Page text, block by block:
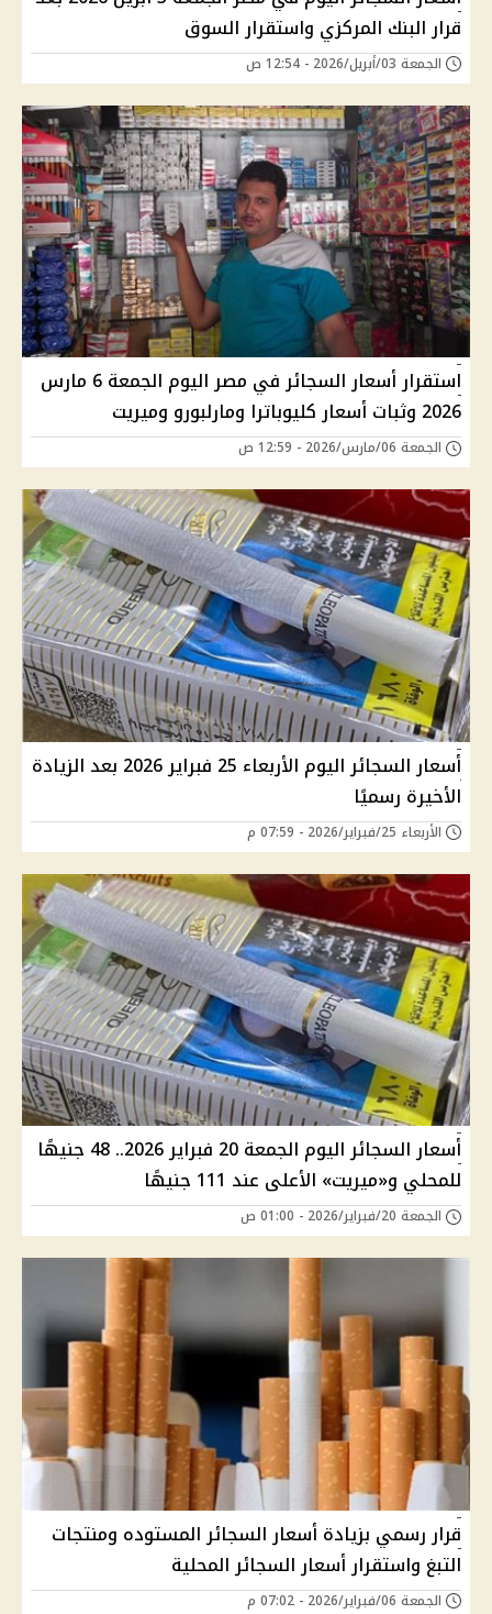
قرار البنك المركزي واستقرار السوق
الجمعة 03/أبريل/2026 - 12:54 ص
استقرار أسعار السجائر في مصر اليوم الجمعة 6 مارس
2026 وثبات أسعار كليوباترا ومارلبورو وميريت
الجمعة 06/مارس/2026 - 12:59 ص
أسعار السجائر اليوم الأربعاء 25 فبراير 2026 بعد الزيادة
الأخيرة رسميًا
الأربعاء 25/فبراير/2026 - 07:59 م
أسعار السجائر اليوم الجمعة 20 فبراير 2026.. 48 جنيهًا
للمحلي و«ميريت» الأعلى عند 111 جنيهًا
الجمعة 20/فبراير/2026 - 01:00 ص
قرار رسمي بزيادة أسعار السجائر المستوده ومنتجات
التبغ واستقرار أسعار السجائر المحلية
الجمعة 06/فبراير/2026 - 07:02 م